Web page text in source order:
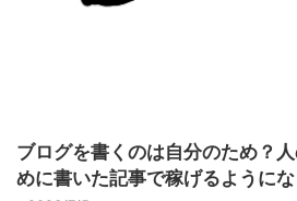
ブログを書くのは自分のため？
めに書いた記事で稼げるようにな